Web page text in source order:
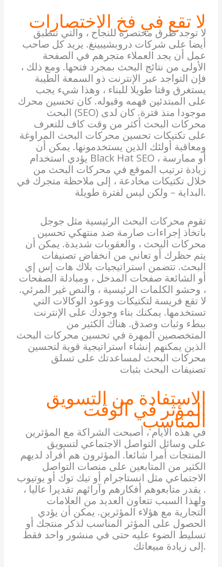
لا تقع في فخ الاختصارات
لا توجد طرق مختصرة للنجاح ، والتي تنطبق
أيضا على شركات دروبشيبينغ. يريد كل صاحب
عمل أن يجد العملاء متجرهم في الصفحة
الأولى من نتائج البحث بمجرد فتحها. ومع ذلك ،
فإن التواجد عبر الإنترنت ذو السمعة الطيبة
يستغرق وقتا طويلا للبناء ، وهذا شيء يجب
على المبتدئين فهمه وقبوله. كان تحسين محرك
البحث (SEO) موجودا منذ فترة. كان لدى
محركات البحث أكثر من وقت كاف للتعرف
على تكتيكات تحسين محركات البحث المراوغة
ومعاقبة أولئك الذين يستخدمونها. يمكن أن
يؤدي استخدام Black Hat SEO ، أو ممارسة
زيادة ترتيب الموقع في محركات البحث من
خلال تكتيكات مخادعة ، إلى ملاحظة متجرك في
البداية – ولكن ليس لفترة طويلة.
تقوم محركات البحث الرئيسية مثل جوجل
باتخاذ إجراءات صارمة ضد منتهكي تحسين
محركات البحث ، والعقوبات شديدة. يمكن أن
يتم حظرك أو تعاني من انخفاض تصنيفات
البحث. تتضمن استراتيجيات بلاك هات إس إي
أو الشائعة صفحات المدخل ، ومبادلة الصفحات
، وحشو الكلمات الرئيسية ، والنص غير المرئي.
لا تقع فريسة لتكتيكات ووعود الوكالات التي
تستخدمها. يمكنك بناء وجودك على الإنترنت
ببطء وثبات وصدق. هناك الكثير من
المتخصصين المهرة في تحسين محركات البحث
الذين يمكنهم إنشاء استراتيجية قوية لتحسين
محركات البحث لمساعدتك على تسلق
تصنيفات البحث بثبات
الاستفادة من التسويق
المؤثر في الوقت
المناسب
في هذه الأيام ، أصبحت الشراكة مع المؤثرين
على وسائل التواصل الاجتماعي لتسويق
المنتجات أمرا شائعا. المؤثرون هم أفراد لديهم
الكثير من المتابعين على منصات التواصل
الاجتماعي مثل انستاجرام أو تيك توك أو يوتيوب
. يقدر متابعوهم أفكارهم وآرائهم تقديرا عاليا ،
ولهذا السبب تتعاون العديد من العلامات
التجارية مع هؤلاء المؤثرين. يمكن أن يؤدي
الحصول على المؤثر المناسب لذكر منتجك أو
تسليط الضوء عليه حتى في منشور واحد فقط
إلى زيادة مبيعاتك.